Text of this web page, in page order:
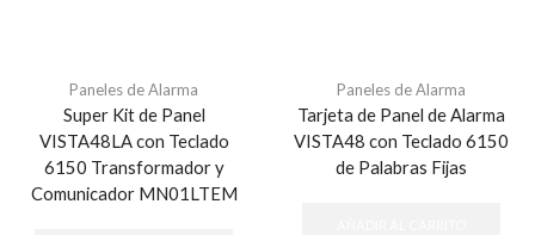
Paneles de Alarma
Super Kit de Panel
VISTA48LA con Teclado
6150 Transformador y
Comunicador MN01LTEM
Paneles de Alarma
Tarjeta de Panel de Alarma
VISTA48 con Teclado 6150
de Palabras Fijas